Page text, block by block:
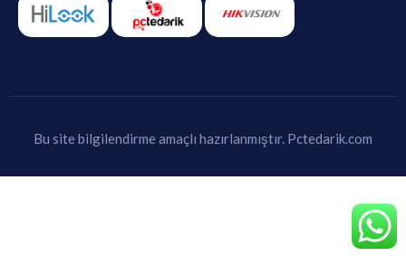
Bu site bilgilendirme amaçlı hazırlanmıştır. Pctedarik.com